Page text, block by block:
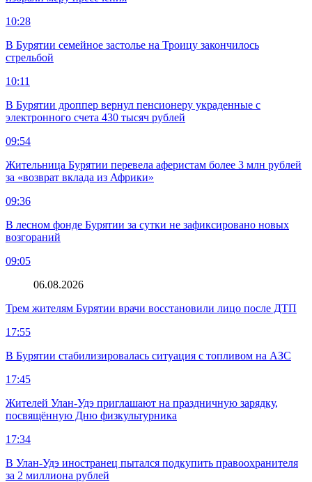
10:28
В Бурятии семейное застолье на Троицу закончилось
стрельбой
10:11
В Бурятии дроппер вернул пенсионеру украденные с
электронного счета 430 тысяч рублей
09:54
Жительница Бурятии перевела аферистам более 3 млн рублей
за «возврат вклада из Африки»
09:36
В лесном фонде Бурятии за сутки не зафиксировано новых
возгораний
09:05
06.08.2026
Трем жителям Бурятии врачи восстановили лицо после ДТП
17:55
В Бурятии стабилизировалась ситуация с топливом на АЗС
17:45
Жителей Улан-Удэ приглашают на праздничную зарядку,
посвящённую Дню физкультурника
17:34
В Улан-Удэ иностранец пытался подкупить правоохранителя
за 2 миллиона рублей